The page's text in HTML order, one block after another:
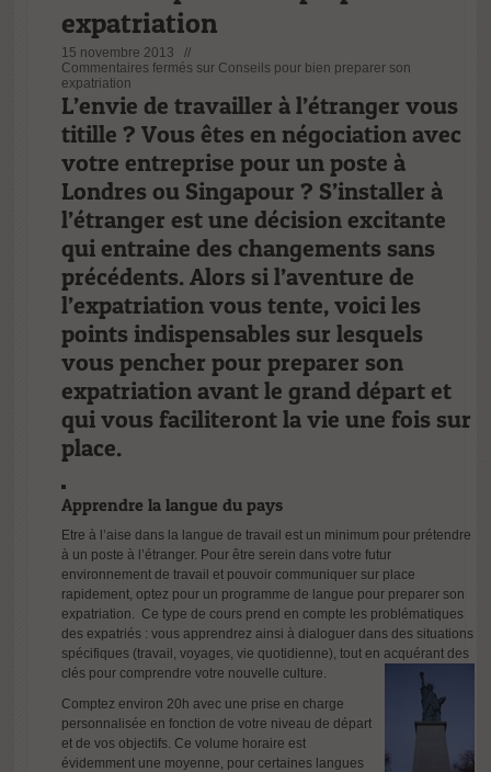
expatriation
15 novembre 2013 //
Commentaires fermés sur Conseils pour bien preparer son
expatriation
L’envie de travailler à l’étranger vous
titille ? Vous êtes en négociation avec
votre entreprise pour un poste à
Londres ou Singapour ? S’installer à
l’étranger est une décision excitante
qui entraine des changements sans
précédents. Alors si l’aventure de
l’expatriation vous tente, voici les
points indispensables sur lesquels
vous pencher pour preparer son
expatriation avant le grand départ et
qui vous faciliteront la vie une fois sur
place.
Apprendre la langue du pays
Etre à l’aise dans la langue de travail est un minimum pour prétendre
à un poste à l’étranger. Pour être serein dans votre futur
environnement de travail et pouvoir communiquer sur place
rapidement, optez pour un programme de langue pour preparer son
expatriation. Ce type de cours prend en compte les problématiques
des expatriés : vous apprendrez ainsi à dialoguer dans des situations
spécifiques (travail, voyages, vie quotidienne), tout en acquérant des
clés pour comprendre votre nouvelle culture.
Comptez environ 20h avec une prise en charge
personnalisée en fonction de votre niveau de départ
et de vos objectifs. Ce volume horaire est
évidemment une moyenne, pour certaines langues